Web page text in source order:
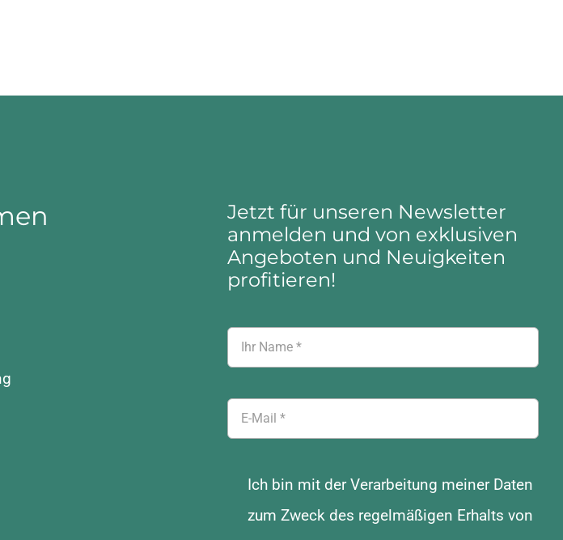
Jetzt für unseren Newsletter
anmelden und von exklusiven
Angeboten und Neuigkeiten
profitieren!
Ich bin mit der Verarbeitung meiner Daten
zum Zweck des regelmäßigen Erhalts von